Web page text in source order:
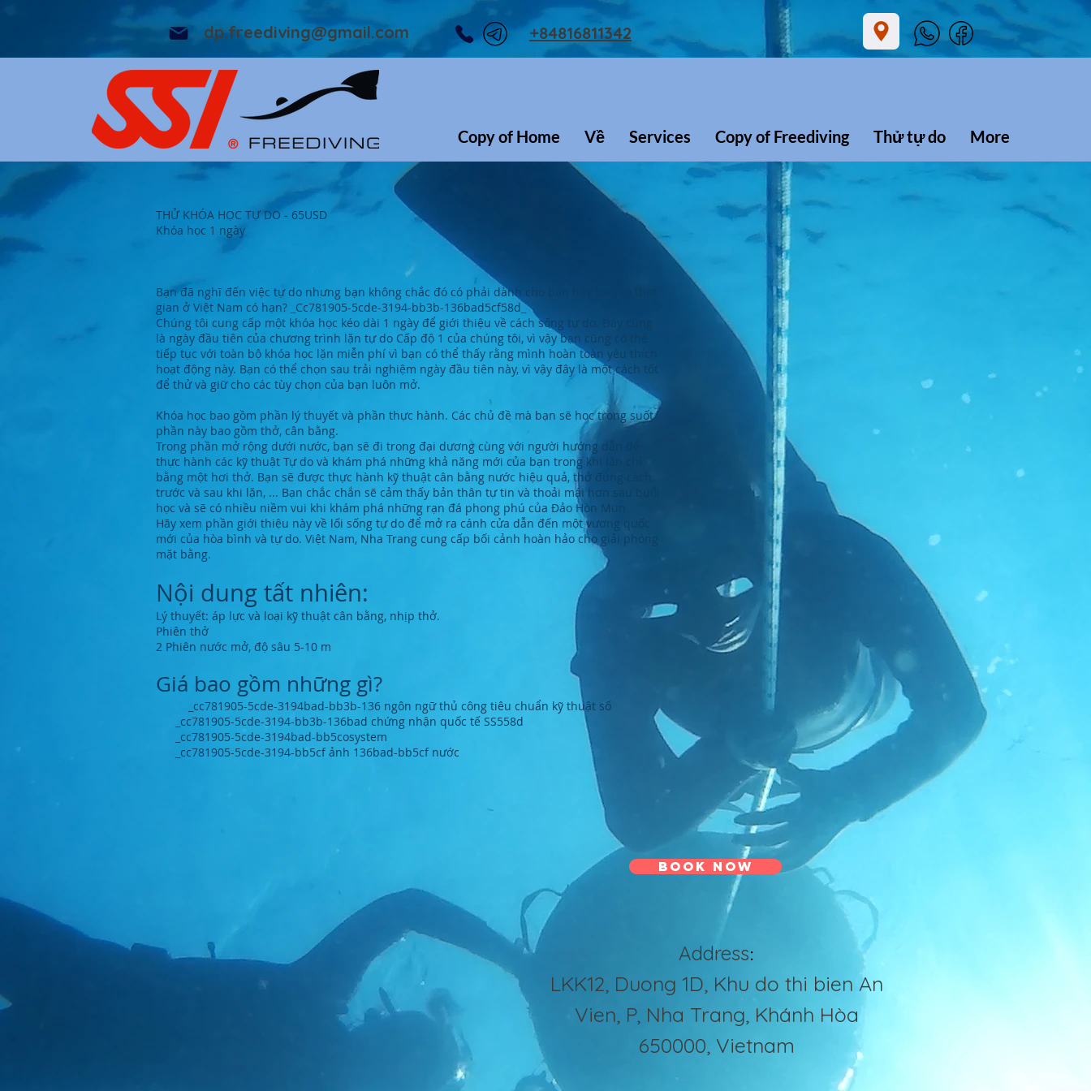
dp.freediving@gmail.com +84816811342
Copy of Home Về Services Copy of Freediving Thử tự do More
THỬ KHÓA HỌC TỰ DO - 65USD
Khóa học 1 ngày
Bạn đã nghĩ đến việc tự do nhưng bạn không chắc đó có phải dành cho bạn hay bạn có thời
gian ở Việt Nam có hạn? _Cc781905-5cde-3194-bb3b-136bad5cf58d_
Chúng tôi cung cấp một khóa học kéo dài 1 ngày để giới thiệu về cách sống tự do. Đây cũng
là ngày đầu tiên của chương trình lặn tự do Cấp độ 1 của chúng tôi, vì vậy bạn cũng có thể
tiếp tục với toàn bộ khóa học lặn miễn phí vì bạn có thể thấy rằng mình hoàn toàn yêu thích
hoạt động này. Bạn có thể chọn sau trải nghiệm ngày đầu tiên này, vì vậy đây là một cách tốt
để thử và giữ cho các tùy chọn của bạn luôn mở.
Khóa học bao gồm phần lý thuyết và phần thực hành. Các chủ đề mà bạn sẽ học trong suốt
phần này bao gồm thở, cân bằng.
Trong phần mở rộng dưới nước, bạn sẽ đi trong đại dương cùng với người hướng dẫn để
thực hành các kỹ thuật Tự do và khám phá những khả năng mới của bạn trong khi lặn chỉ
bằng một hơi thở. Bạn sẽ được thực hành kỹ thuật cân bằng nước hiệu quả, thở đúng cách
trước và sau khi lặn, ... Bạn chắc chắn sẽ cảm thấy bản thân tự tin và thoải mái hơn sau buổi
học và sẽ có nhiều niềm vui khi khám phá những rạn đá phong phú của Đảo Hòn Mun
Hãy xem phần giới thiệu này về lối sống tự do để mở ra cánh cửa dẫn đến một vương quốc
mới của hòa bình và tự do. Việt Nam, Nha Trang cung cấp bối cảnh hoàn hảo cho giải phóng
mặt bằng.
Nội dung tất nhiên:
Lý thuyết: áp lực và loại kỹ thuật cân bằng, nhịp thở.
Phiên thở
2 Phiên nước mở, độ sâu 5-10 m
Giá bao gồm những gì?
_cc781905-5cde-3194bad-bb3b-136 ngôn ngữ thủ công tiêu chuẩn kỹ thuật số
_cc781905-5cde-3194-bb3b-136bad chứng nhận quốc tế SS558d
_cc781905-5cde-3194bad-bb5cosystem
_cc781905-5cde-3194-bb5cf ảnh 136bad-bb5cf nước
Book now
Address:
LKK12, Duong 1D, Khu do thi bien An
Vien, P, Nha Trang, Khánh Hòa
650000, Vietnam